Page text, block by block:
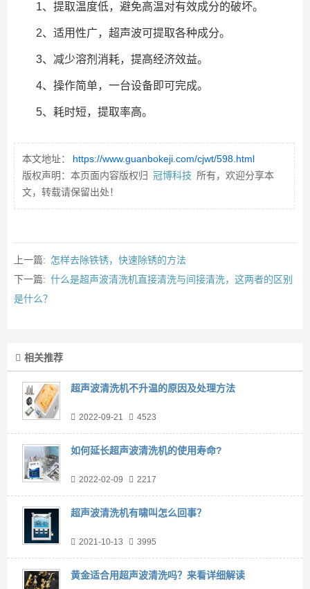
1、提取温度低，避免高温对有效成分的破坏。
2、适用性广，超声波可提取各种成分。
3、减少溶剂消耗，提高经济效益。
4、操作简单，一台设备即可完成。
5、耗时短，提取率高。
本文地址：
https://www.guanbokeji.com/cjwt/598.html
版权声明：本页面内容版权归 冠博科技 所有，欢迎分享本
文，转载请保留出处！
上一篇: 怎样去除铁锈，快速除锈的方法
下一篇: 什么是超声波清洗机直接清洗与间接清洗，这两者的区别
是什么？
相关推荐
超声波清洗机不升温的原因及处理方法
2022-09-21 4523
如何延长超声波清洗机的使用寿命?
2022-02-09 2217
超声波清洗机有啸叫怎么回事？
2021-10-13 3995
黄金适合用超声波清洗吗？来看详细解读